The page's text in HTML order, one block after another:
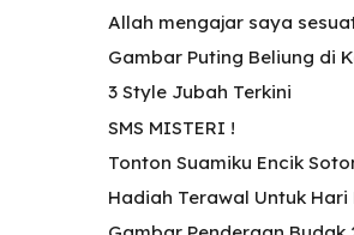
Allah mengajar saya
Gambar Puting Beliung di
3 Style Jubah Terkini
SMS MISTERI !
Tonton Suamiku Encik
Hadiah Terawal Untuk Hari